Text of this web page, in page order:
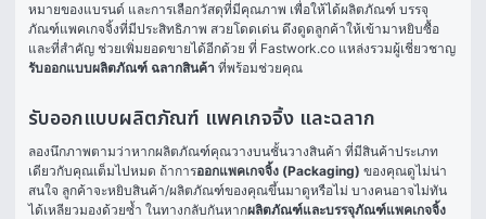
หมายของแบรนด์ และการเลือกวัสดุที่มีคุณภาพ เพื่อให้ได้ผลิตภัณฑ์ บรรจุ
ภัณฑ์แพคเกจจิ้งที่มีประสิทธิภาพ สวยโดดเด่น ดึงดูดลูกค้าให้เข้ามาหยิบซื้อ
และที่สำคัญ ช่วยเพิ่มยอดขายได้อีกด้วย ที่ Fastwork.co แหล่งรวมผู้เชี่ยวชาญ
รับออกแบบผลิตภัณฑ์ ฉลากสินค้า ที่พร้อมช่วยคุณ
รับออกแบบผลิตภัณฑ์ แพคเกจจิ้ง และฉลาก
ลองนึกภาพตามว่าหากผลิตภัณฑ์คุณวางบนชั้นวางสินค้า ที่มีสินค้าประเภท
เดียวกับคุณเต็มไปหมด ถ้าการออกแพคเกจจิ้ง (Packaging) ของคุณดูไม่น่า
สนใจ ลูกค้าจะหยิบสินค้า/ผลิตภัณฑ์ของคุณขึ้นมาดูหรือไม่ บางคนอาจไม่ทัน
ได้เหลียวมองด้วยซ้ำ ในทางกลับกันหากผลิตภัณฑ์และบรรจุภัณฑ์แพคเกจจิ้ง